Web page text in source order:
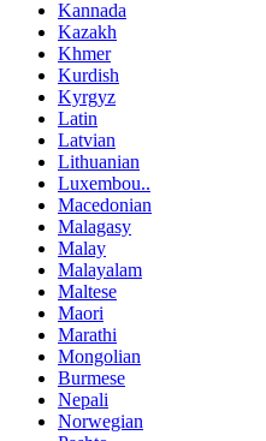
Kannada
Kazakh
Khmer
Kurdish
Kyrgyz
Latin
Latvian
Lithuanian
Luxembou..
Macedonian
Malagasy
Malay
Malayalam
Maltese
Maori
Marathi
Mongolian
Burmese
Nepali
Norwegian